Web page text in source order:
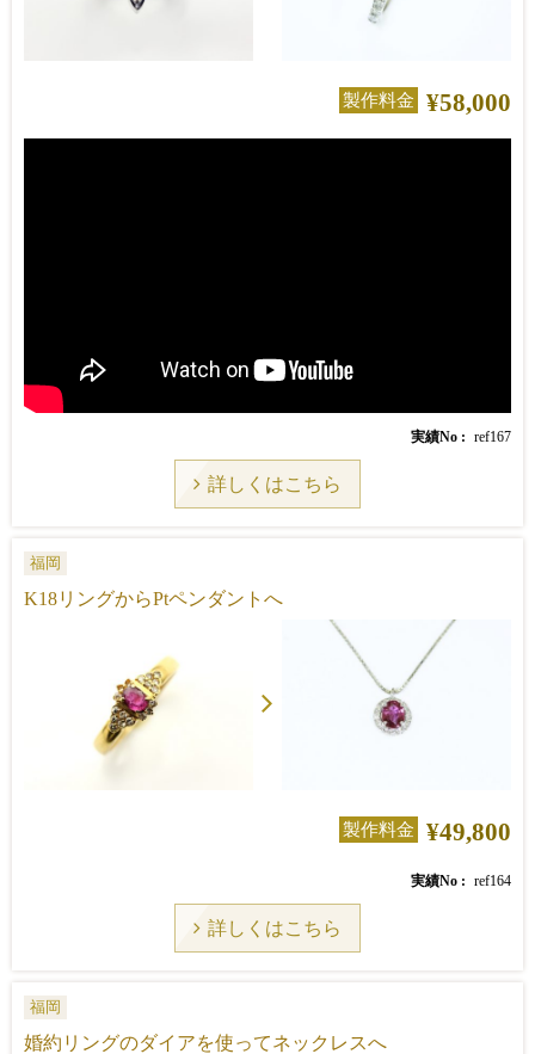
製作料金 ¥58,000
実績No ref167
詳しくはこちら
福岡
K18リングからPtペンダントへ
製作料金 ¥49,800
実績No ref164
詳しくはこちら
福岡
婚約リングのダイアを使ってネックレスへ